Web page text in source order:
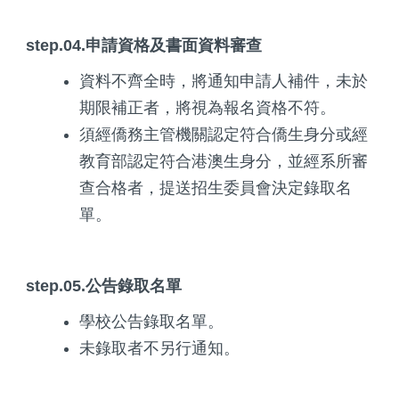
step.04.申請資格及書面資料審查
資料不齊全時，將通知申請人補件，未於
期限補正者，將視為報名資格不符。
須經僑務主管機關認定符合僑生身分或經
教育部認定符合港澳生身分，並經系所審
查合格者，提送招生委員會決定錄取名
單。
step.05.公告錄取名單
學校公告錄取名單。
未錄取者不另行通知。